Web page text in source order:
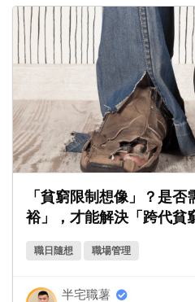
「貧窮限制想像」？是
裕」，才能解決「跨代貧
職日隨想 職場管理
半宅職薯